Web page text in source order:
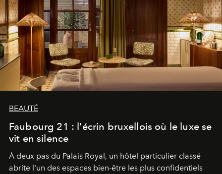
BEAUTÉ
Faubourg 21 : l'écrin bruxellois où le luxe se
vit en silence
À deux pas du Palais Royal, un hôtel particulier classé
abrite l'un des espaces bien-être les plus confidentiels